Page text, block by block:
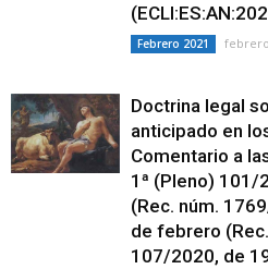
Febrero 2021 febrero
Doctrina legal
anticipado en
Comentario a
1ª (Pleno) 101/
(Rec. núm.
de febrero
107/2020, de